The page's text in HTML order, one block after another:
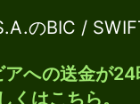
のBIC /
への送金が24
くはこちら。